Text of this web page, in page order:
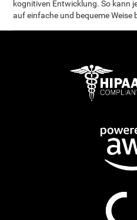
kognitiven Entwicklung. So kann
auf einfache und bequeme Weise